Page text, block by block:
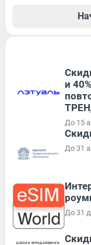
и
До 15
До 31
До 31